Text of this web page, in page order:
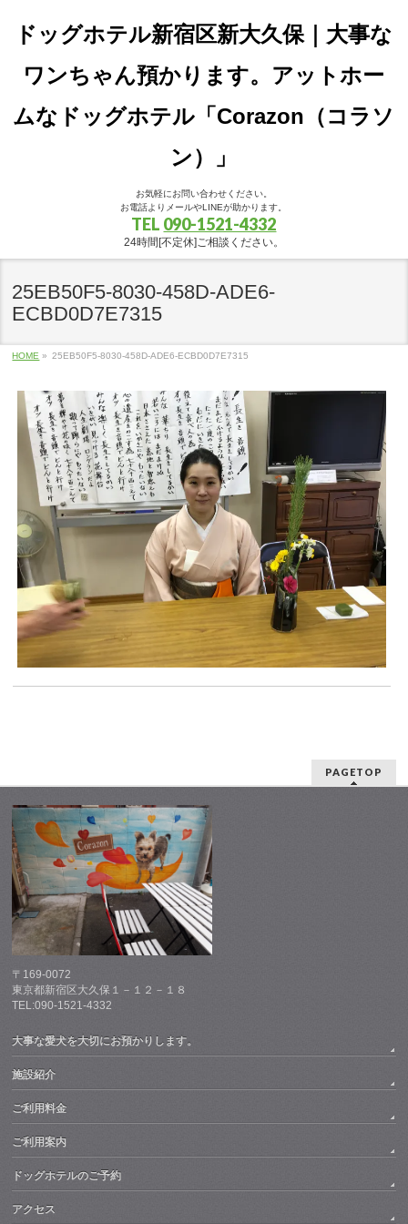
ドッグホテル新宿区新大久保｜大事な
ワンちゃん預かります。アットホー
ムなドッグホテル「Corazon（コラソ
ン）」
お気軽にお問い合わせください。
お電話よりメールやLINEが助かります。
TEL 090-1521-4332
24時間[不定休]ご相談ください。
25EB50F5-8030-458D-ADE6-
ECBD0D7E7315
HOME » 25EB50F5-8030-458D-ADE6-ECBD0D7E7315
PAGETOP
〒169-0072
東京都新宿区大久保１－１２－１８
TEL:090-1521-4332
大事な愛犬を大切にお預かりします。
施設紹介
ご利用料金
ご利用案内
ドッグホテルのご予約
アクセス